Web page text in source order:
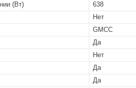
(Вт)
638
Нет
GMCC
Да
Нет
Да
Да